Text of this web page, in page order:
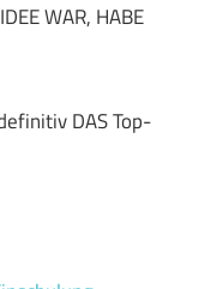
WAR, HABE
DAS Top-